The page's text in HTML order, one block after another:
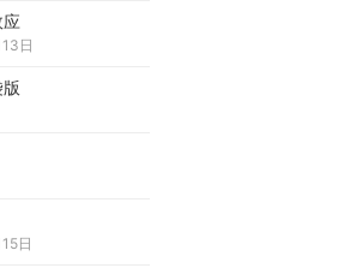
应
日
日